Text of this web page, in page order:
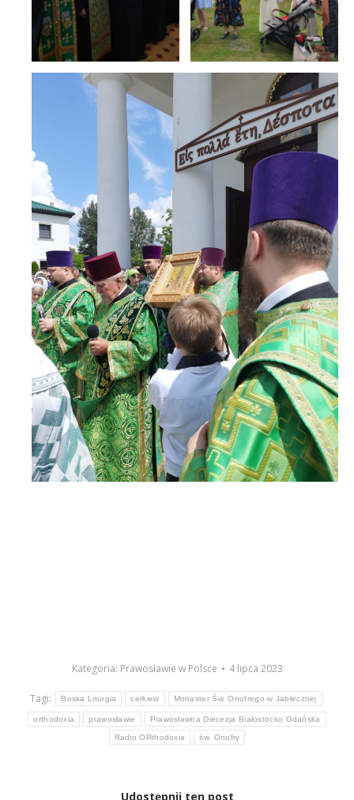
Kategoria: Prawosławie w Polsce 4 lipca 2023
Tagi: Boska Liturgia cerkiew Monaster Św. Onufrego w Jabłecznej
orthodoxia prawosławie Prawosławna Diecezja Białostocko Gdańska
Radio ORthodoxia św. Onufry
Udostępnij ten post